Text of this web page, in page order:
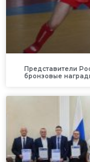
Представители
бронзовые